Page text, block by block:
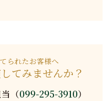
られたお客様へ
てみませんか？
（099-295-3910）